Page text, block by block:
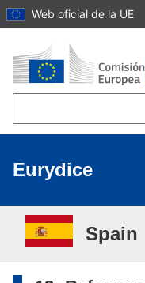
Skip to main content
Web oficial de la UE
Eurydice
Spain